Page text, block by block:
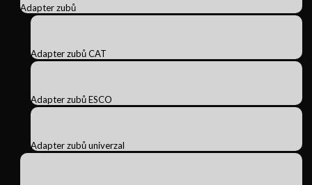
Adapter zubů
Adapter zubů CAT
Adapter zubů ESCO
Adapter zubů univerzal